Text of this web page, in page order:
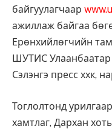
байгуулагчаар
ажиллаж байгаа
Ерөнхийлөгчийн
ШУТИС Улаанбаатар
Сэлэнгэ пресс ххк,
Тоглолтонд
хамтлаг, Дархан